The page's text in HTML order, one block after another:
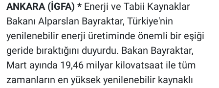
ANKARA (İGFA) * Enerji ve Tabii Kaynaklar
Bakanı Alparslan Bayraktar, Türkiye'nin
yenilenebilir enerji üretiminde önemli bir eşiği
geride bıraktığını duyurdu. Bakan Bayraktar,
Mart ayında 19,46 milyar kilovatsaat ile tüm
zamanların en yüksek yenilenebilir kaynaklı